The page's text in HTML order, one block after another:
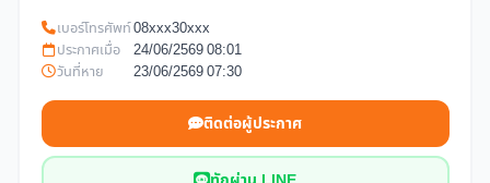
เบอร์โทรศัพท์08xxx30xxx
ประกาศเมื่อ
24/06/2569 08:01
วันที่หาย
23/06/2569 07:30
ติดต่อผู้ประกาศ